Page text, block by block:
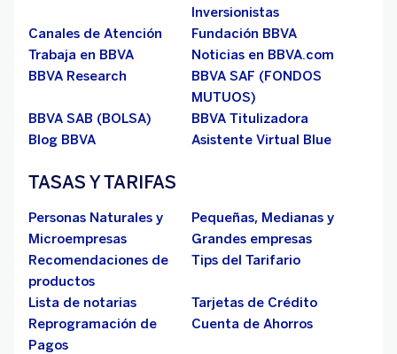
Inversionistas
Canales de Atención
Fundación BBVA
Trabaja en BBVA
Noticias en BBVA.com
BBVA Research
BBVA SAF (FONDOS
MUTUOS)
BBVA SAB (BOLSA)
BBVA Titulizadora
Blog BBVA
Asistente Virtual Blue
TASAS Y TARIFAS
Personas Naturales y
Microempresas
Pequeñas, Medianas y
Grandes empresas
Recomendaciones de
productos
Tips del Tarifario
Lista de notarias
Tarjetas de Crédito
Reprogramación de
Pagos
Cuenta de Ahorros